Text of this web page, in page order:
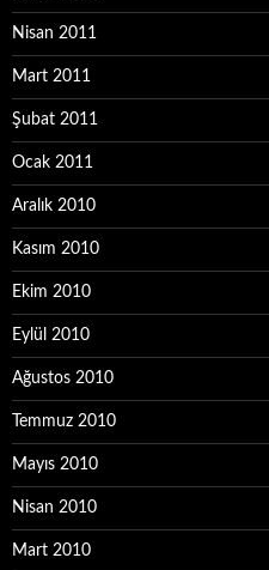
Nisan 2011
Mart 2011
Şubat 2011
Ocak 2011
Aralık 2010
Kasım 2010
Ekim 2010
Eylül 2010
Ağustos 2010
Temmuz 2010
Mayıs 2010
Nisan 2010
Mart 2010